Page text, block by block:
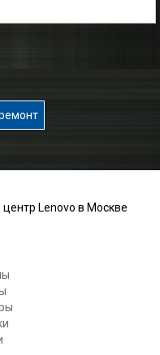
Lenovo в Москве